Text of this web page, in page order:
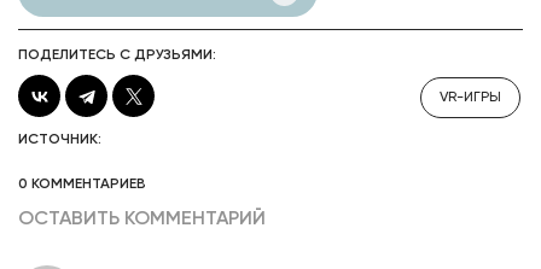
ПОДЕЛИТЕСЬ С ДРУЗЬЯМИ:
VR-ИГРЫ
ИСТОЧНИК:
0 КОММЕНТАРИЕВ
ОСТАВИТЬ КОММЕНТАРИЙ